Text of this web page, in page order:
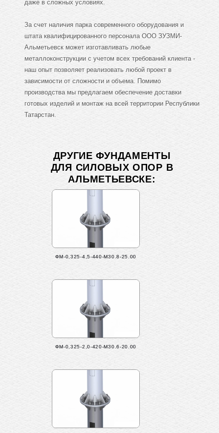
даже в сложных условиях.
За счет наличия парка современного оборудования и
штата квалифицированного персонала ООО ЗУЗМИ-
Альметьевск может изготавливать любые
металлоконструкции с учетом всех требований клиента -
наш опыт позволяет реализовать любой проект в
зависимости от сложности и объема. Помимо
производства мы предлагаем обеспечение доставки
готовых изделий и монтаж на всей территории Республики
Татарстан.
ДРУГИЕ ФУНДАМЕНТЫ
ДЛЯ СИЛОВЫХ ОПОР В
АЛЬМЕТЬЕВСКЕ:
ФМ-0,325-4,5-440-М30.8-25.00
ФМ-0,325-2,0-420-М30.6-20.00